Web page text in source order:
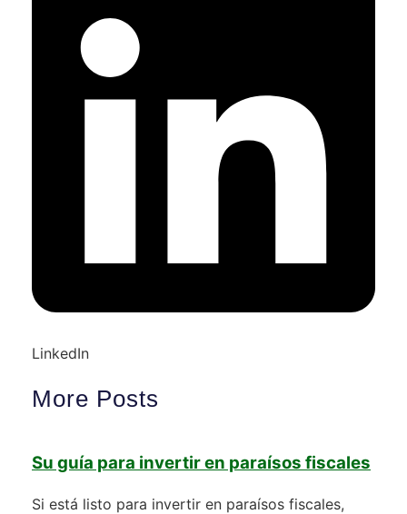
LinkedIn
More Posts
Su guía para invertir en paraísos fiscales
Si está listo para invertir en paraísos fiscales,